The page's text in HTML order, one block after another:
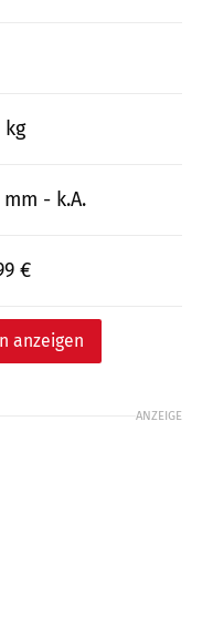
kg
mm - k.A.
€
anzeigen
ANZEIGE